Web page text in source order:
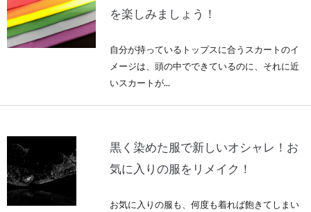
を楽しみましょう！
自分が持っているトップスに合うスカートのイ
メージは、頭の中でできているのに、それに近
いスカートが...
黒く染めた服で新しいオシャレ！お
気に入りの服をリメイク！
お気に入りの服も、何度も着れば飽きてしまい